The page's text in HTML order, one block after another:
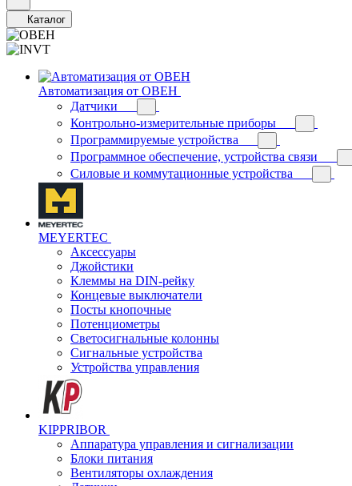
Каталог
Автоматизация от ОВЕН
Датчики
Контрольно-измерительные приборы
Программируемые устройства
Программное обеспечение, устройства связи
Силовые и коммутационные устройства
MEYERTEC
Аксессуары
Джойстики
Клеммы на DIN-рейку
Концевые выключатели
Посты кнопочные
Потенциометры
Светосигнальные колонны
Сигнальные устройства
Устройства управления
KIPPRIBOR
Аппаратура управления и сигнализации
Блоки питания
Вентиляторы охлаждения